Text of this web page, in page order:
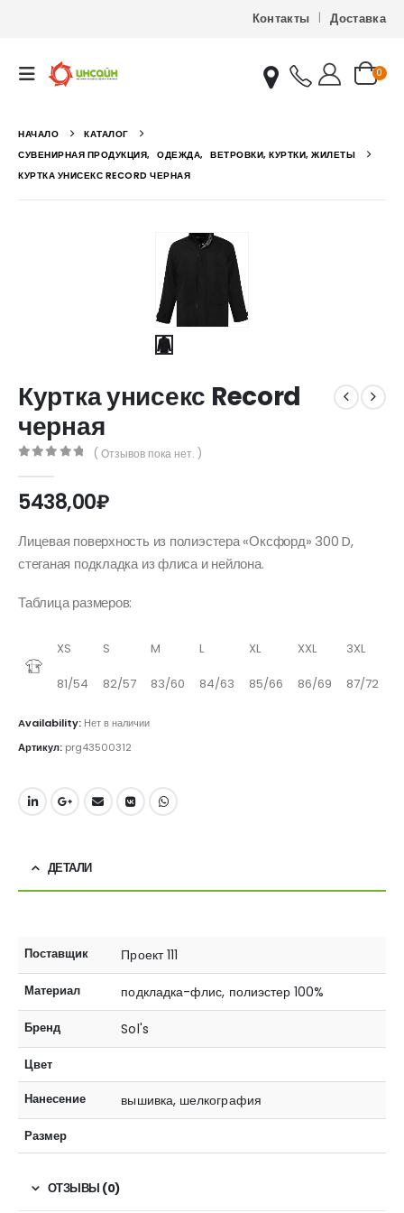
Контакты Доставка
0
НАЧАЛО
КАТАЛОГ
СУВЕНИРНАЯ ПРОДУКЦИЯ, ОДЕЖДА, ВЕТРОВКИ, КУРТКИ, ЖИЛЕТЫ
КУРТКА УНИСЕКС RECORD ЧЕРНАЯ
Куртка унисекс Record
черная
( Отзывов пока нет. )
5438,00₽
Лицевая поверхность из полиэстера «Оксфорд» 300 D,
стеганая подкладка из флиса и нейлона.
Таблица размеров:
XS S M L XL XXL 3XL
81/54 82/57 83/60 84/63 85/66 86/69 87/72
Availability: Нет в наличии
Артикул: prg43500312
ДЕТАЛИ
Поставщик Проект 111
Материал подкладка-флис, полиэстер 100%
Бренд Sol's
Цвет
Нанесение
вышивка, шелкография
Размер
ОТЗЫВЫ (0)